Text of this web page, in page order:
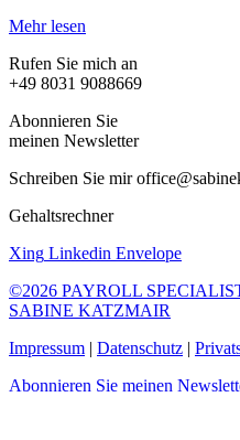
Mehr lesen
Rufen Sie mich an
+49 8031 9088669
Abonnieren Sie
meinen Newsletter
Schreiben Sie mir
Gehaltsrechner
Xing Linkedin Envelope
©2026 PAYROLL
SABINE KATZMAIR
Impressum | Datenschutz |
Abonnieren Sie meinen